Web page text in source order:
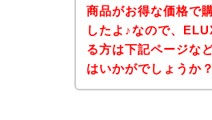
商品がお得な価格で
したよ♪なので、
る方は下記ページな
はいかがでしょうか？